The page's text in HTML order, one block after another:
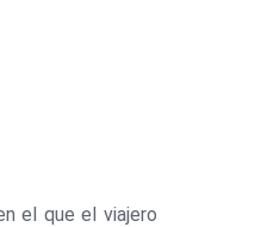
el que el viajero